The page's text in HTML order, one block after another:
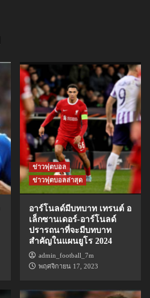
ข่าวฟุตบอล
ข่าวฟุตบอลล่าสุด
อาร์โนลด์มีบทบาท เทรนต์ อ
เล็กซานเดอร์-อาร์โนลด์
ปรารถนาที่จะมีบทบาท
สำคัญในแผนยูโร 2024
admin_football_7m
พฤศจิกายน 17, 2023